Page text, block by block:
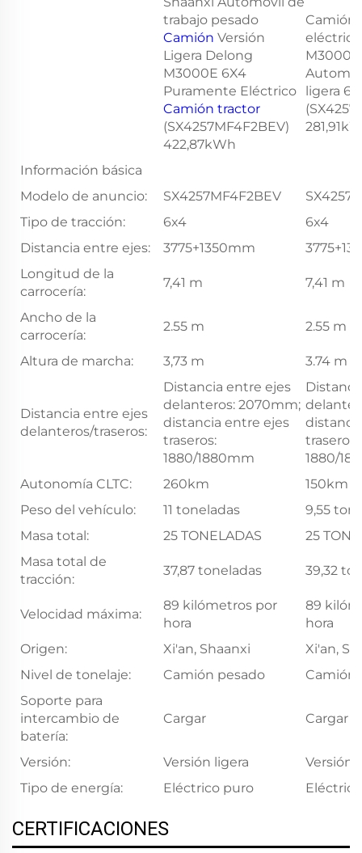
trabajo pesado
Camión Versión
Ligera Delong
M3000E 6X4
Puramente Eléctrico
Camión tractor
(SX4257MF4F2BEV)
422,87kWh
Camión
ligera
Información básica
Modelo de anuncio:
SX4257MF4F2BEV
Tipo de tracción:
6x4
6x4
Distancia entre ejes:
3775+1350mm
Longitud de la
carrocería:
7,41 m 7,41 m
Ancho de la
carrocería:
2.55 m 2.55 m
Altura de marcha: 3,73 m 3.74 m
Distancia entre ejes
delanteros/traseros:
Distancia entre ejes
delanteros: 2070mm;
distancia entre ejes
traseros:
1880/1880mm
traseros:
1880/
Autonomía CLTC:
260km
150km
Peso del vehículo:
11 toneladas
9,55
Masa total:
25 TONELADAS
25
Masa total de
tracción:
37,87 toneladas 39,32
Velocidad máxima:
89 kilómetros por
hora
89
hora
Origen:
Xi'an, Shaanxi
Xi'an,
Nivel de tonelaje:
Camión pesado
Camión
Soporte para
intercambio de
batería:
Cargar Cargar
Versión: Versión ligera
Versión
Tipo de energía:
Eléctrico puro
CERTIFICACIONES